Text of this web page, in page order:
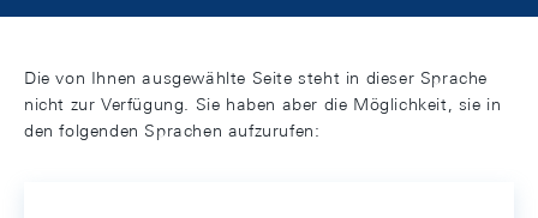
Die von Ihnen ausgewählte Seite steht in dieser Sprache
nicht zur Verfügung. Sie haben aber die Möglichkeit, sie in
den folgenden Sprachen aufzurufen: